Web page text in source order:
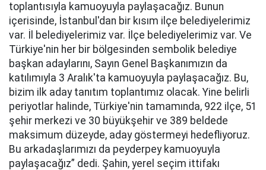
toplantısıyla kamuoyuyla paylaşacağız. Bunun
içerisinde, İstanbul'dan bir kısım ilçe belediyelerimiz
var. İl belediyelerimiz var. İlçe belediyelerimiz var. Ve
Türkiye'nin her bir bölgesinden sembolik belediye
başkan adaylarını, Sayın Genel Başkanımızın da
katılımıyla 3 Aralık'ta kamuoyuyla paylaşacağız. Bu,
bizim ilk aday tanıtım toplantımız olacak. Yine belirli
periyotlar halinde, Türkiye'nin tamamında, 922 ilçe, 51
şehir merkezi ve 30 büyükşehir ve 389 beldede
maksimum düzeyde, aday göstermeyi hedefliyoruz.
Bu arkadaşlarımızı da peyderpey kamuoyuyla
paylaşacağız” dedi. Şahin, yerel seçim ittifakı